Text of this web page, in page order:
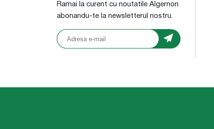
Ramai la curent cu noutatile Algernon
abonandu-te la newsletterul nostru.